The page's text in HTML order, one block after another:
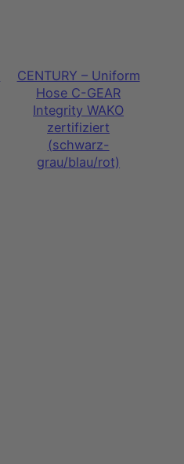
CENTURY – Uniform
Hose C-GEAR
Integrity WAKO
zertifiziert
(schwarz-
grau/blau/rot)